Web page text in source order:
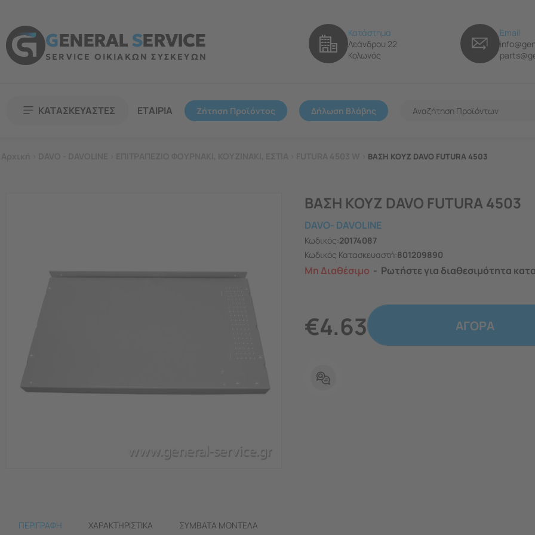
GENERALSERVICE
SERVICE ΟΙΚΙΑΚΩΝ ΣΥΣΚΕΥΩΝ
Κατάστημα
Λεάνδρου 22
Κολωνός
Email
ΚΑΤΑΣΚΕΥΑΣΤΕΣ ΕΤΑΙΡΙΑ Ζήτηση Προϊόντος Δήλωση Βλάβης
ΒΑΣΗ ΚΟΥΖ DAVO FUTURA 4503
ΒΑΣΗ ΚΟΥΖ DAVO FUTURA 4503
DAVO- DAVOLINE
Κωδικός:20174087
Κωδικός Κατασκευαστή:801209890
Μη Διαθέσιμο Ρωτήστε για διαθεσιμότητα
€4.63 ΑΓΟΡΑ
ΠΕΡΙΓΡΑΦΗ ΧΑΡΑΚΤΗΡΙΣΤΙΚΆ ΣΥΜΒΑΤΆ ΜΟΝΤΈΛΑ